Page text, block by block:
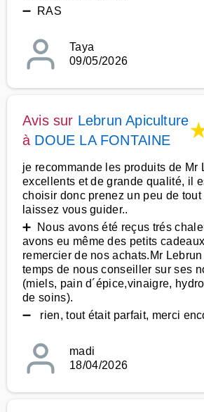
➖ RAS
Taya
09/05/2026
Avis sur Lebrun Apiculture
à DOUE LA FONTAINE
je recommande les produits de Mr
excellents et de grande qualité, il
choisir donc prenez un peu de tout
laissez vous guider..
➕ Nous avons été reçus trés
avons eu même des petits
remercier de nos achats.Mr
temps de nous conseiller sur ses
(miels, pain d´épice,vinaigre,
de soins).
➖ rien, tout était parfait, merci
madi
18/04/2026